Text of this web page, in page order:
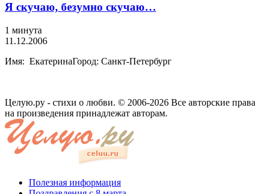
Я скучаю, безумно скучаю…
1 минута
11.12.2006
Имя: ЕкатеринаГород: Санкт-Петербург
Целую.ру - стихи о любви. © 2006-2026 Все авторские права
на произведения принадлежат авторам.
Полезная информация